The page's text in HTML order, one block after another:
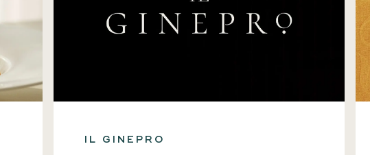
IL GINEPRO